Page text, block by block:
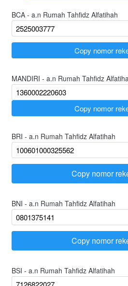
BCA - a.n Rumah Tahfidz Alfatihah
`
Copy nomor
MANDIRI - a.n Rumah Tahfidz
`
Copy nomor
BRI - a.n Rumah Tahfidz Alfatihah
`
Copy nomor
BNI - a.n Rumah Tahfidz Alfatihah
`
Copy nomor
BSI - a.n Rumah Tahfidz Alfatihah